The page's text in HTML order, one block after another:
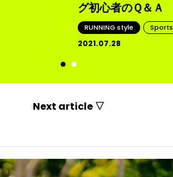
グ初心者のＱ＆Ａ
RUNNING style Sports
2021.07.28
Next article ▽